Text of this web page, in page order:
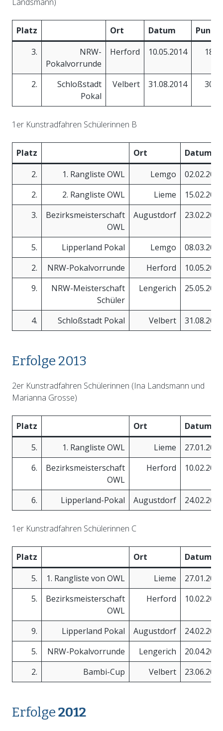
Landsmann)
Platz Ort Datum
3.
NRW-
Pokalvorrunde
Herford 10.05.2014
2.
Schloßstadt
Pokal
Velbert 31.08.2014
1er Kunstradfahren Schülerinnen B
Platz Ort
Datum
2.
1. Rangliste OWL Lemgo
02.02.2014
2.
2. Rangliste OWL Lieme
15.02.2014
3.
Bezirksmeisterschaft
OWL
Augustdorf 23.02.2014
5. Lipperland Pokal Lemgo
08.03.2014
2.
NRW-Pokalvorrunde Herford
10.05.2014
9.
NRW-Meisterschaft
Schüler
Lengerich 25.05.2014
4. Schloßstadt Pokal Velbert 31.08.2014
Erfolge 2013
2er Kunstradfahren Schülerinnen (Ina Landsmann und
Marianna Grosse)
Platz Ort
Datum
5.
1. Rangliste OWL Lieme
27.01.2013
6.
Bezirksmeisterschaft
OWL
Herford 10.02.2013
6. Lipperland-Pokal Augustdorf 24.02.2013
1er Kunstradfahren Schülerinnen C
Platz Ort
Datum
5.
1. Rangliste von OWL Lieme
27.01.2013
5.
Bezirksmeisterschaft
OWL
Herford 10.02.2013
9. Lipperland Pokal Augustdorf
24.02.2013
5.
NRW-Pokalvorrunde Lengerich
20.04.2013
2.
Bambi-Cup Velbert 23.06.2013
Erfolge2012